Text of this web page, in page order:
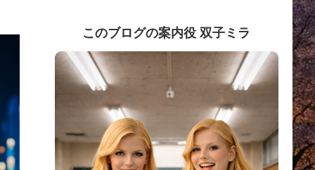
このブログの案内役 双子ミラ